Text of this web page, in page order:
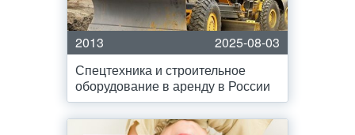
2013
2025-08-03
Спецтехника и строительное
оборудование в аренду в России